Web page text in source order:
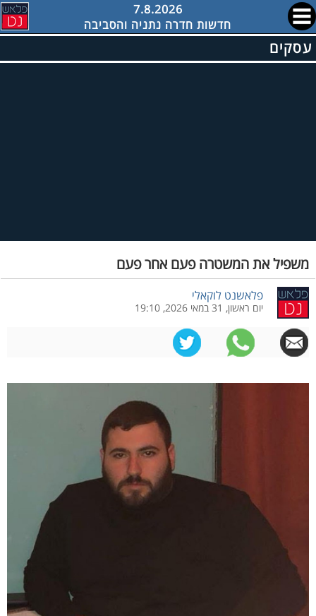
7.8.2026
חדשות חדרה נתניה והסביבה
עסקים
משפיל את המשטרה פעם אחר פעם
פלאשנט לוקאלי
יום ראשון, 31 במאי 2026, 19:10